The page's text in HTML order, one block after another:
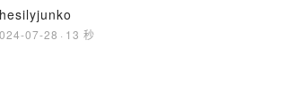
07-28 · 13 秒